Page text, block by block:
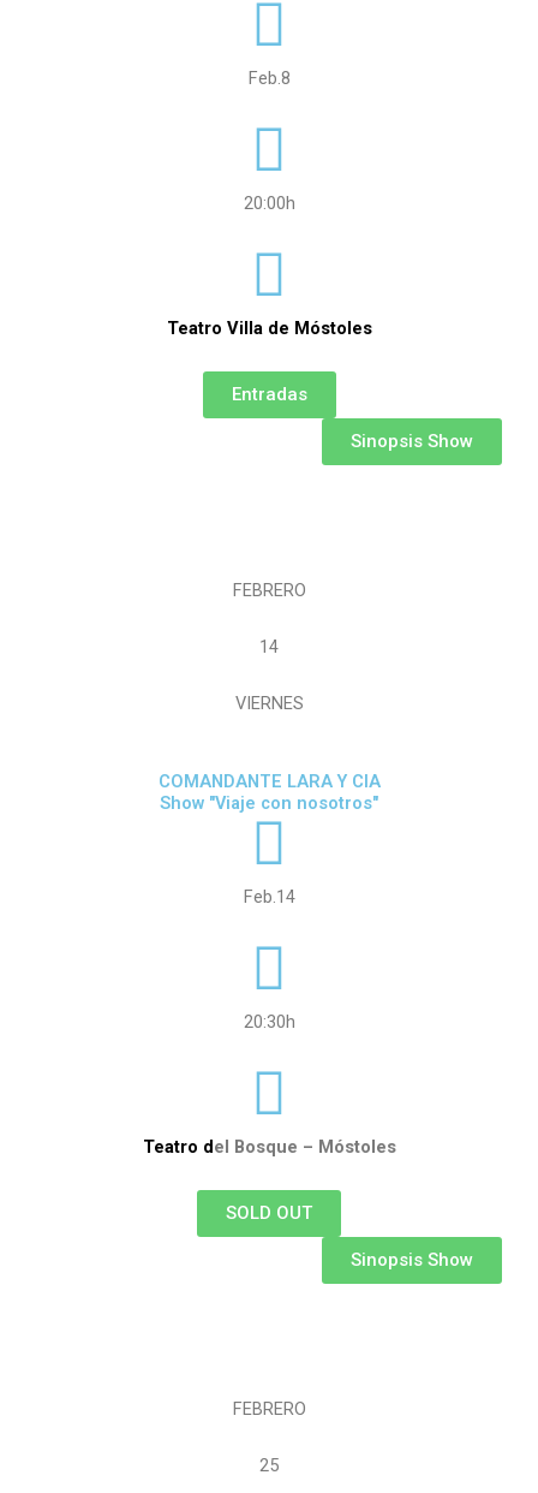
Feb.8
20:00h
Teatro Villa de Móstoles
Entradas
Sinopsis Show
FEBRERO
14
VIERNES
COMANDANTE LARA Y CIA
Show "Viaje con nosotros"
Feb.14
20:30h
Teatro del Bosque – Móstoles
SOLD OUT
Sinopsis Show
FEBRERO
25